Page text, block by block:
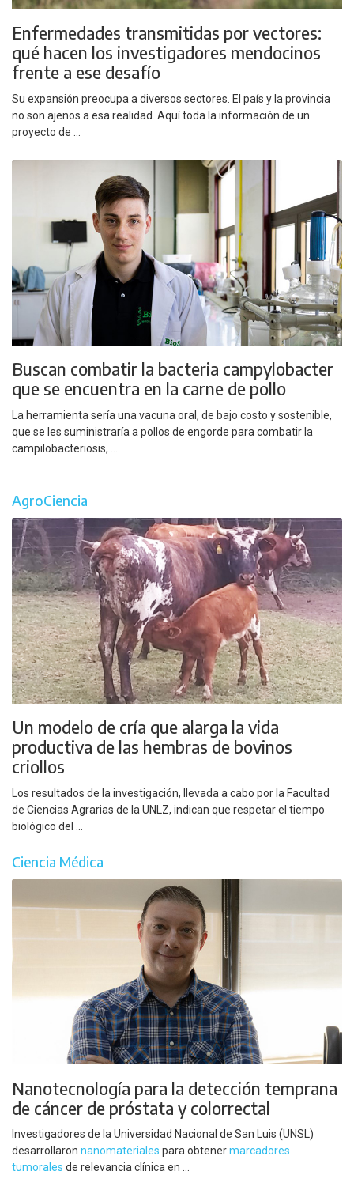
Enfermedades transmitidas por vectores:
qué hacen los investigadores mendocinos
frente a ese desafío
Su expansión preocupa a diversos sectores. El país y la provincia
no son ajenos a esa realidad. Aquí toda la información de un
proyecto de ...
Buscan combatir la bacteria campylobacter
que se encuentra en la carne de pollo
La herramienta sería una vacuna oral, de bajo costo y sostenible,
que se les suministraría a pollos de engorde para combatir la
campilobacteriosis, ...
AgroCiencia
Un modelo de cría que alarga la vida
productiva de las hembras de bovinos
criollos
Los resultados de la investigación, llevada a cabo por la Facultad
de Ciencias Agrarias de la UNLZ, indican que respetar el tiempo
biológico del ...
Ciencia Médica
Nanotecnología para la detección temprana
de cáncer de próstata y colorrectal
Investigadores de la Universidad Nacional de San Luis (UNSL)
desarrollaron nanomateriales para obtenermarcadores
tumorales de relevancia clínica en ...